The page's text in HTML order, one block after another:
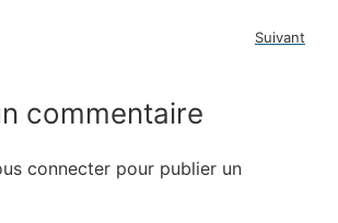
Suivant
commentaire
connecter pour publier un